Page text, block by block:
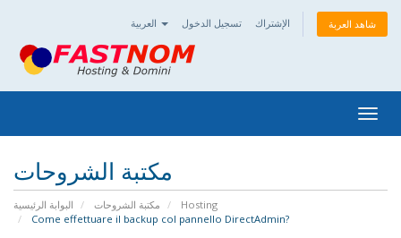
تسجيل الدخول الإشتراك شاهد العربة
مكتبة الشروحات
البوابة الرئيسية مكتبة الشروحات
Hosting
Come effettuare il backup col pannello DirectAdmin?